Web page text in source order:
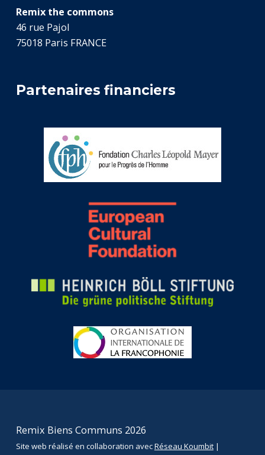
Remix the commons
46 rue Pajol
75018 Paris FRANCE
Partenaires financiers
Remix Biens Communs 2026
Site web réalisé en collaboration avecRéseau Koumbit|